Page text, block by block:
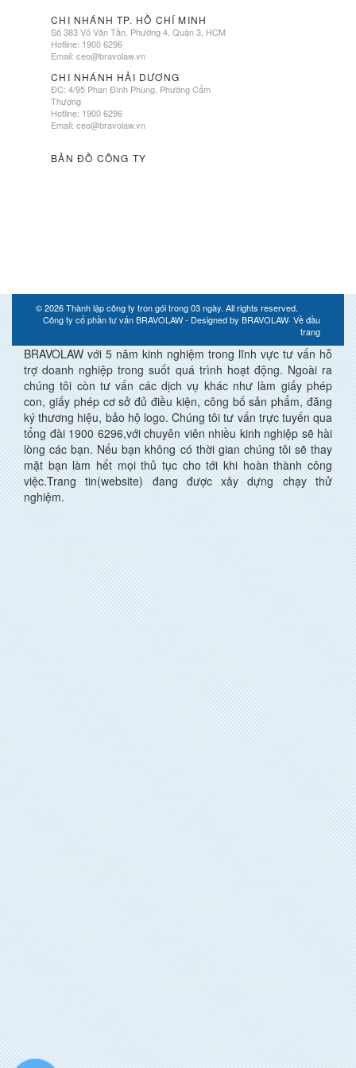
CHI NHÁNH TP. HỒ CHÍ MINH
Số 383 Võ Văn Tần, Phường 4, Quận 3, HCM
Hotline: 1900 6296
Email:ceo@bravolaw.vn
CHI NHÁNH HẢI DƯƠNG
ĐC: 4/95 Phan Đình Phùng, Phường Cẩm
Thượng
Hotline: 1900 6296
Email:ceo@bravolaw.vn
BẢN ĐỒ CÔNG TY
© 2026Thành lập công ty tron gói trong 03 ngày. All rights reserved.
Công ty cổ phần tư vấn BRAVOLAW - Designed by BRAVOLAW· Về đầu
trang
BRAVOLAW với 5 năm kinh nghiệm trong lĩnh vực tư vấn hỗ
trợ doanh nghiệp trong suốt quá trình hoạt động. Ngoài ra
chúng tôi còn tư vấn các dịch vụ khác như làm giấy phép
con, giấy phép cơ sở đủ điều kiện, công bố sản phẩm, đăng
ký thương hiệu, bảo hộ logo. Chúng tôi tư vấn trực tuyến qua
tổng đài 1900 6296,với chuyên viên nhiều kinh nghiệp sẽ hài
lòng các bạn. Nếu bạn không có thời gian chúng tôi sẽ thay
mặt bạn làm hết mọi thủ tục cho tới khi hoàn thành công
việc.Trang tin(website) đang được xây dựng chạy thử
nghiệm.